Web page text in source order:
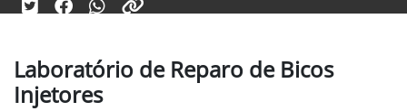
Laboratório de Reparo de Bicos
Injetores